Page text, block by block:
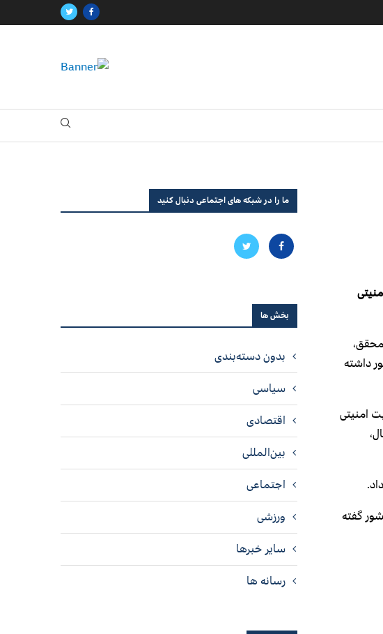
داشته
امنیتی
گفته
ما را در شبکه های اجتماعی دنبال کنید
بخش ها
بدون دسته‌بندی
سیاسی
اقتصادی
بین‌المللی
اجتماعی
ورزشی
سایر خبرها
رسانه ها